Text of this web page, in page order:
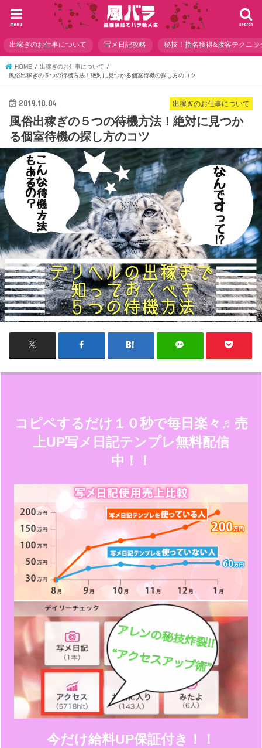
search
menu
出稼ぎのお仕事について 写メ日記攻略 秘技！指名獲得&接客テクニッ
HOME
出稼ぎのお仕事について
風俗出稼ぎの５つの待機方法！絶対に見つかる個室待機の探し方のコツ
出稼ぎのお仕事について
2019.10.04
風俗出稼ぎの５つの待機方法！絶対に見つか
る個室待機の探し方のコツ
コピペするだけ１０秒で毎日楽々♬売
上UP写メ日記テンプレ無料配信
中！！
今だけ給料UP保証付き！！